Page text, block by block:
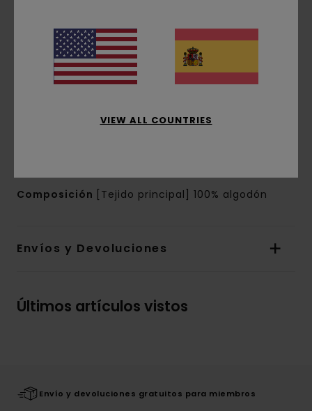
Bolsillos:bolsillo de parche en el pecho
Cierre:Cierre con solapa frontal y botones
Otros detalles:Minitrabilla para botón
Composición [Tejido principal] 100% algodón
Envíos y Devoluciones
Últimos artículos vistos
Envío y devoluciones gratuitos para miembros
VIEW ALL COUNTRIES